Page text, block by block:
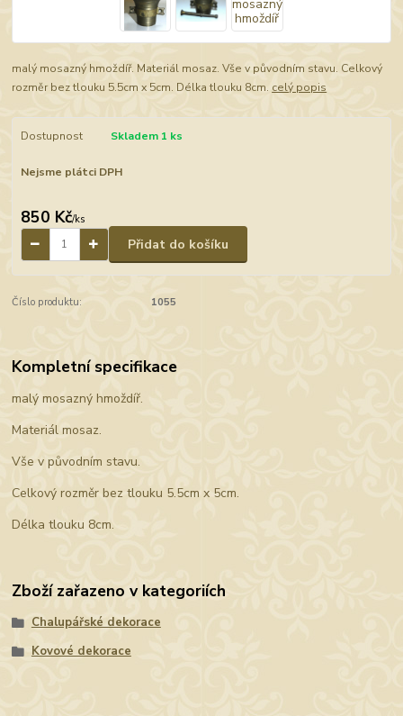
malý mosazný hmoždíř. Materiál mosaz. Vše v původním stavu. Celkový
rozměr bez tlouku 5.5cm x 5cm. Délka tlouku 8cm. celý popis
Dostupnost Skladem 1 ks
Nejsme plátci DPH
850 Kč/ks
Přidat do košíku
Číslo produktu: 1055
Kompletní specifikace
malý mosazný hmoždíř.
Materiál mosaz.
Vše v původním stavu.
Celkový rozměr bez tlouku 5.5cm x 5cm.
Délka tlouku 8cm.
Zboží zařazeno v kategoriích
Chalupářské dekorace
Kovové dekorace